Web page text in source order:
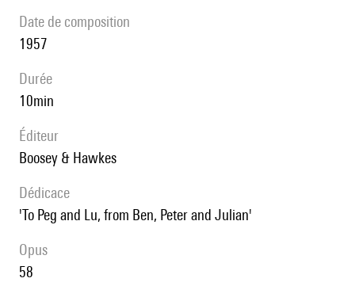
date de composition
1957
durée
10min
éditeur
Boosey & Hawkes
Dédicace
'To Peg and Lu, from Ben, Peter and Julian'
Opus
58